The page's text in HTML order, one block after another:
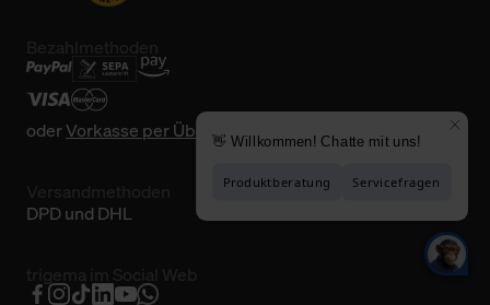
oderVorkasse per Überweisung
DPD und DHL